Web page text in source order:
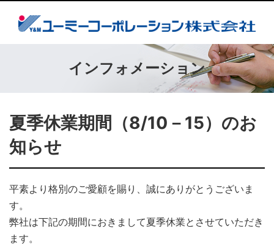
インフォメーション
夏季休業期間（8/10－15）のお
知らせ
平素より格別のご愛顧を賜り、誠にありがとうございま
す。
弊社は下記の期間におきまして夏季休業とさせていただき
ます。